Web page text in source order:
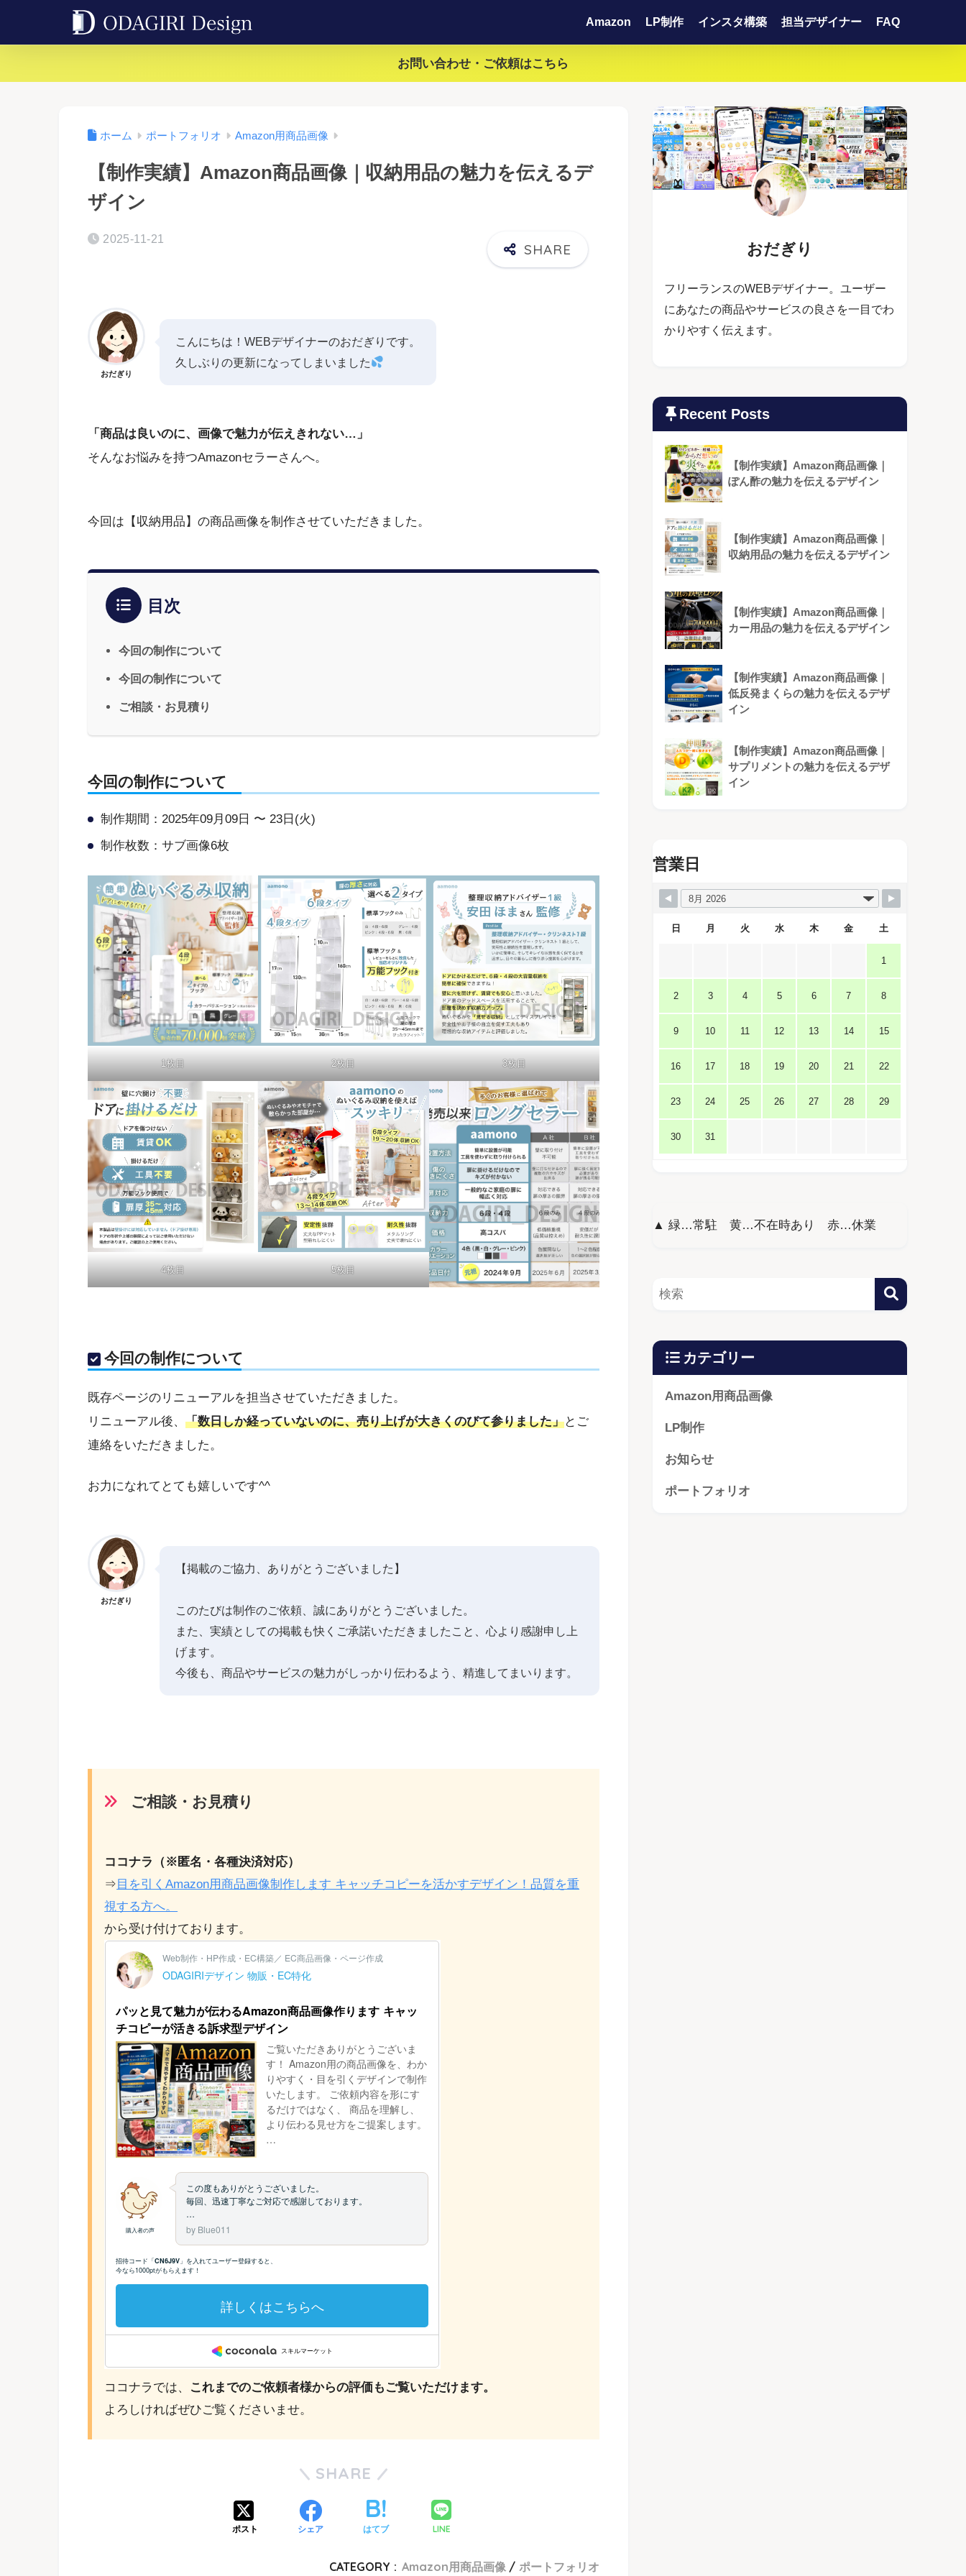
Amazon LP制作 インスタ構築 担当デザイナー FAQ
お問い合わせ・ご依頼はこちら
ホーム ポートフォリオ Amazon用商品画像
【制作実績】Amazon商品画像｜収納用品の魅力を伝えるデ
ザイン
2025-11-21
おだぎり
こんにちは！WEBデザイナーのおだぎりです。
久しぶりの更新になってしまいました
「商品は良いのに、画像で魅力が伝えきれない…」
そんなお悩みを持つAmazonセラーさんへ。
今回は【収納用品】の商品画像を制作させていただきました。
目次
今回の制作について
今回の制作について
ご相談・お見積り
今回の制作について
制作期間：2025年09月09日 〜 23日(火)
制作枚数：サブ画像6枚
1枚目 2枚目 3枚目
4枚目 5枚目
今回の制作について
既存ページのリニューアルを担当させていただきました。
リニューアル後、 「数日しか経っていないのに、売り上げが大きくのびて参りました」とご
連絡をいただきました。
お力になれてとても嬉しいです^^
おだぎり
【掲載のご協力、ありがとうございました】
このたびは制作のご依頼、誠にありがとうございました。
また、実績としての掲載も快くご承諾いただきましたこと、心より感謝申し上
げます。
今後も、商品やサービスの魅力がしっかり伝わるよう、精進してまいります。
ご相談・お見積り
ココナラ（※匿名・各種決済対応）
⇒ 目を引くAmazon用商品画像制作します キャッチコピーを活かすデザイン！品質を重
視する方へ。
から受け付けております。
ココナラでは、 これまでのご依頼者様からの評価もご覧いただけます。
よろしければぜひご覧くださいませ。
SHARE
ポスト シェア はてブ LINE
CATEGORY : Amazon用商品画像 ポートフォリオ
おだぎり
フリーランスのWEBデザイナー。ユーザー
にあなたの商品やサービスの良さを一目でわ
かりやすく伝えます。
Recent Posts
【制作実績】Amazon商品画像｜
ぽん酢の魅力を伝えるデザイン
【制作実績】Amazon商品画像｜
収納用品の魅力を伝えるデザイン
【制作実績】Amazon商品画像｜
カー用品の魅力を伝えるデザイン
【制作実績】Amazon商品画像｜
低反発まくらの魅力を伝えるデザ
イン
【制作実績】Amazon商品画像｜
サプリメントの魅力を伝えるデザ
イン
営業日
日 月 火 水 木 金 土
1
2 3 4 5 6 7 8
9 10 11 12 13 14 15
16 17 18 19 20 21 22
23 24 25 26 27 28 29
30 31
▲ 緑…常駐 黄…不在時あり 赤…休業
カテゴリー
Amazon用商品画像
LP制作
お知らせ
ポートフォリオ